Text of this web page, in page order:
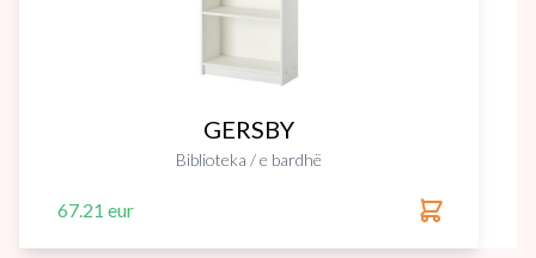
GERSBY
Biblioteka / e bardhë
67.21 eur